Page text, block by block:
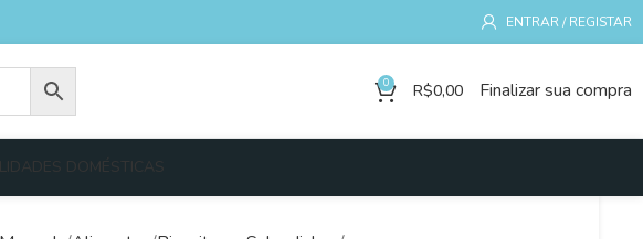
ENTRAR / REGISTAR
0 R$0,00 Finalizar sua compra
DOMÉSTICAS